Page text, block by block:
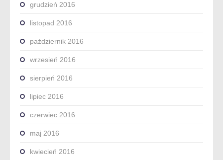
grudzień 2016
listopad 2016
październik 2016
wrzesień 2016
sierpień 2016
lipiec 2016
czerwiec 2016
maj 2016
kwiecień 2016